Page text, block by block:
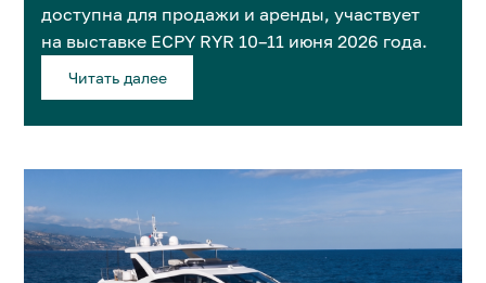
доступна для продажи и аренды, участвует
на выставке ECPY RYR 10–11 июня 2026 года.
Читать далее